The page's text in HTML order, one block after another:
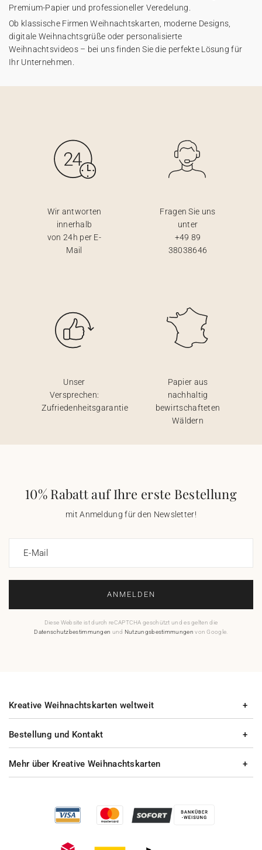
Premium-Papier und professioneller Veredelung.
Ob klassische Firmen Weihnachtskarten, moderne Designs,
digitale Weihnachtsgrüße oder personalisierte
Weihnachtsvideos – bei uns finden Sie die perfekte Lösung für
Ihr Unternehmen.
Wir antworten
innerhalb
von 24h per E-
Mail
Fragen Sie uns
unter
+49 89
38038646
Unser
Versprechen:
Zufriedenheitsgarantie
Papier aus
nachhaltig
bewirtschafteten
Wäldern
10% Rabatt auf Ihre erste Bestellung
mit Anmeldung für den Newsletter!
E-Mail
ANMELDEN
Diese Website ist durch reCAPTCHA geschützt und es gelten die
Datenschutzbestimmungen und Nutzungsbestimmungen von Google.
Bestellung und Kontakt
Mehr über Kreative Weihnachtskarten
Kreative Weihnachtskarten weltweit